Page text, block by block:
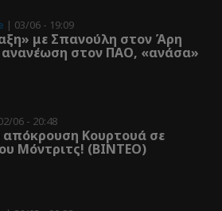
| 03/06 - 19:09
με Σπανούλη στον Άρη
ανανέωση στον ΠΑΟ, «ανάσα»
06 - 20:48
απόκρουση Κουρτουά σε
Μόντριτς! (ΒΙΝΤΕΟ)